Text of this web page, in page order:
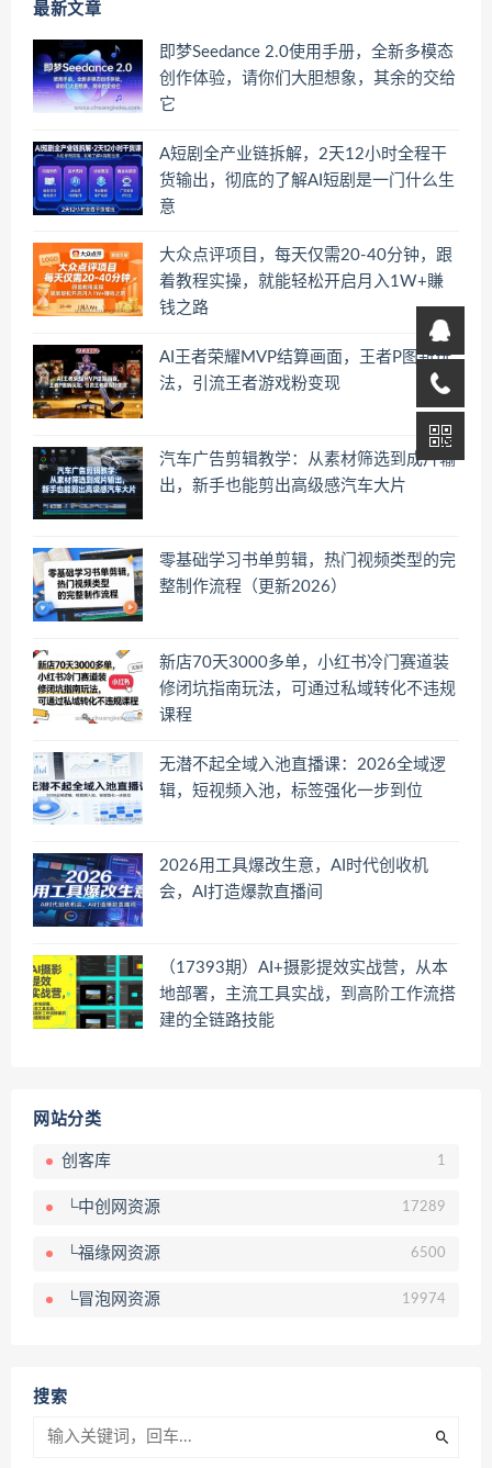
最新文章
即梦Seedance 2.0使用手册，全新多模态
创作体验，请你们大胆想象，其余的交给
它
A短剧全产业链拆解，2天12小时全程干
货输出，彻底的了解AI短剧是一门什么生
意
大众点评项目，每天仅需20-40分钟，跟
着教程实操，就能轻松开启月入1W+賺
钱之路
AI王者荣耀MVP结算画面，王者P图新玩
法，引流王者游戏粉变现
汽车广告剪辑教学：从素材筛选到成片输
出，新手也能剪出高级感汽车大片
零基础学习书单剪辑，热门视频类型的完
整制作流程（更新2026）
新店70天3000多单，小红书冷门赛道装
修闭坑指南玩法，可通过私域转化不违规
课程
无潜不起全域入池直播课：2026全域逻
辑，短视频入池，标签强化一步到位
2026用工具爆改生意，AI时代创收机
会，AI打造爆款直播间
（17393期）AI+摄影提效实战营，从本
地部署，主流工具实战，到高阶工作流搭
建的全链路技能
网站分类
创客库 1
└中创网资源 17289
└福缘网资源 6500
└冒泡网资源 19974
搜索